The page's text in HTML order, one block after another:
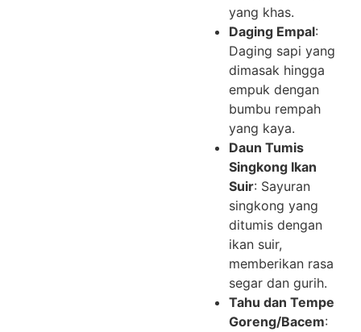
yang khas.
Daging Empal:
Daging sapi yang
dimasak hingga
empuk dengan
bumbu rempah
yang kaya.
Daun Tumis
Singkong Ikan
Suir: Sayuran
singkong yang
ditumis dengan
ikan suir,
memberikan rasa
segar dan gurih.
Tahu dan Tempe
Goreng/Bacem: